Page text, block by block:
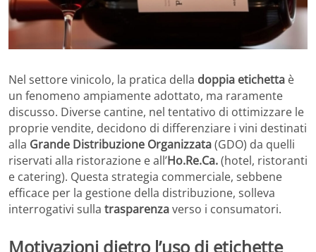
Nel settore vinicolo, la pratica della doppia etichetta è
un fenomeno ampiamente adottato, ma raramente
discusso. Diverse cantine, nel tentativo di ottimizzare le
proprie vendite, decidono di differenziare i vini destinati
alla Grande Distribuzione Organizzata(GDO) da quelli
riservati alla ristorazione e all’Ho.Re.Ca.(hotel, ristoranti
e catering). Questa strategia commerciale, sebbene
efficace per la gestione della distribuzione, solleva
interrogativi sulla trasparenzaverso i consumatori.
Motivazioni dietro l’uso di etichette